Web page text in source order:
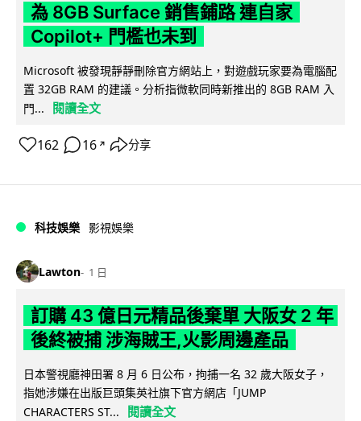
為 8GB Surface 銷售鋪路 連自家
Copilot+ 門檻也未到
Microsoft 被發現靜靜刪除官方網站上，對遊戲玩家要為電腦配
置 32GB RAM 的建議。分析指微軟同時新推出的 8GB RAM 入
門...
閱讀全文
162 16 ↗ 分享
科技娛樂 影視娛樂
Lawton 1 日
訂購 43 億日元精品後棄單 大阪女 2 年
後終被捕 涉海賊王,火影周邊產品
日本警視廳神田署 8 月 6 日公布，拘捕一名 32 歲大阪女子，
指她涉嫌在出版巨頭集英社旗下官方網店「JUMP
CHARACTERS ST...
閱讀全文